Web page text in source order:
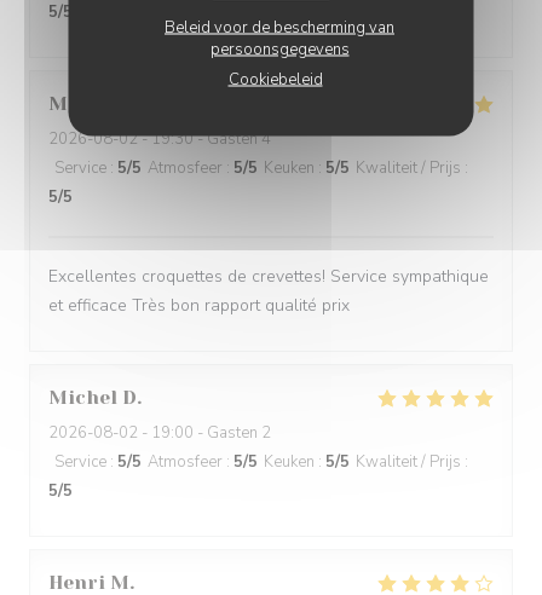
Beleid voor de bescherming van
persoonsgegevens
Cookiebeleid
5/5
Michel
2026-08-02- 19:30 - Gasten 4
Service : 5/5 Atmosfeer : 5/5 Keuken : 5/5 Kwaliteit / Prijs :
5/5
Excellentes croquettes de crevettes! Service sympathique
et efficace Très bon rapport qualité prix
Michel D
2026-08-02 - 19:00 - Gasten 2
Service : 5/5 Atmosfeer : 5/5 Keuken : 5/5 Kwaliteit / Prijs :
5/5
Henri M